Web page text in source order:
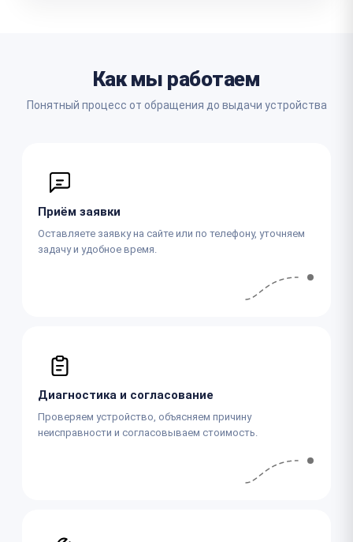
Как мы работаем
Понятный процесс от обращения до выдачи устройства
Приём заявки
Оставляете заявку на сайте или по телефону, уточняем
задачу и удобное время.
Диагностика и согласование
Проверяем устройство, объясняем причину
неисправности и согласовываем стоимость.